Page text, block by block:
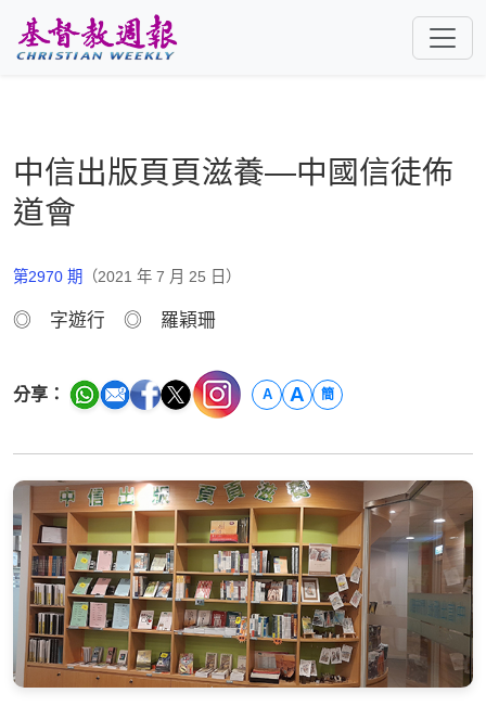
中信出版頁頁滋養—中國信徒佈
道會
第2970 期 （2021 年 7 月 25 日）
◎ 字遊行 ◎ 羅穎珊
分享： A A 簡